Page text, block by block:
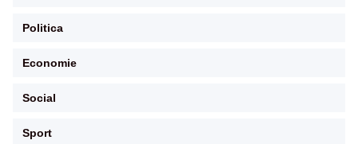
Politica
Economie
Social
Sport